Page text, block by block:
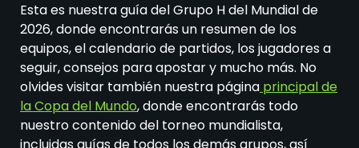
Esta es nuestra guía del Grupo H del Mundial de
2026, donde encontrarás un resumen de los
equipos, el calendario de partidos, los jugadores a
seguir, consejos para apostar y mucho más. No
olvides visitar también nuestra página principal de
la Copa del Mundo, donde encontrarás todo
nuestro contenido del torneo mundialista,